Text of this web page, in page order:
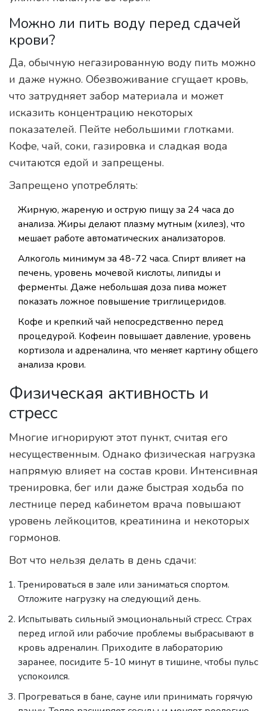
Можно ли пить воду перед сдачей
крови?
Да, обычную негазированную воду пить можно
и даже нужно. Обезвоживание сгущает кровь,
что затрудняет забор материала и может
исказить концентрацию некоторых
показателей. Пейте небольшими глотками.
Кофе, чай, соки, газировка и сладкая вода
считаются едой и запрещены.
Запрещено употреблять:
Жирную, жареную и острую пищу за 24 часа до
анализа. Жиры делают плазму мутным (хилез), что
мешает работе автоматических анализаторов.
Алкоголь минимум за 48-72 часа. Спирт влияет на
печень, уровень мочевой кислоты, липиды и
ферменты. Даже небольшая доза пива может
показать ложное повышение триглицеридов.
Кофе и крепкий чай непосредственно перед
процедурой. Кофеин повышает давление, уровень
кортизола и адреналина, что меняет картину общего
анализа крови.
Физическая активность и
стресс
Многие игнорируют этот пункт, считая его
несущественным. Однако физическая нагрузка
напрямую влияет на состав крови. Интенсивная
тренировка, бег или даже быстрая ходьба по
лестнице перед кабинетом врача повышают
уровень лейкоцитов, креатинина и некоторых
гормонов.
Вот что нельзя делать в день сдачи:
Тренироваться в зале или заниматься спортом.
Отложите нагрузку на следующий день.
Испытывать сильный эмоциональный стресс. Страх
перед иглой или рабочие проблемы выбрасывают в
кровь адреналин. Приходите в лабораторию
заранее, посидите 5-10 минут в тишине, чтобы пульс
успокоился.
Прогреваться в бане, сауне или принимать горячую